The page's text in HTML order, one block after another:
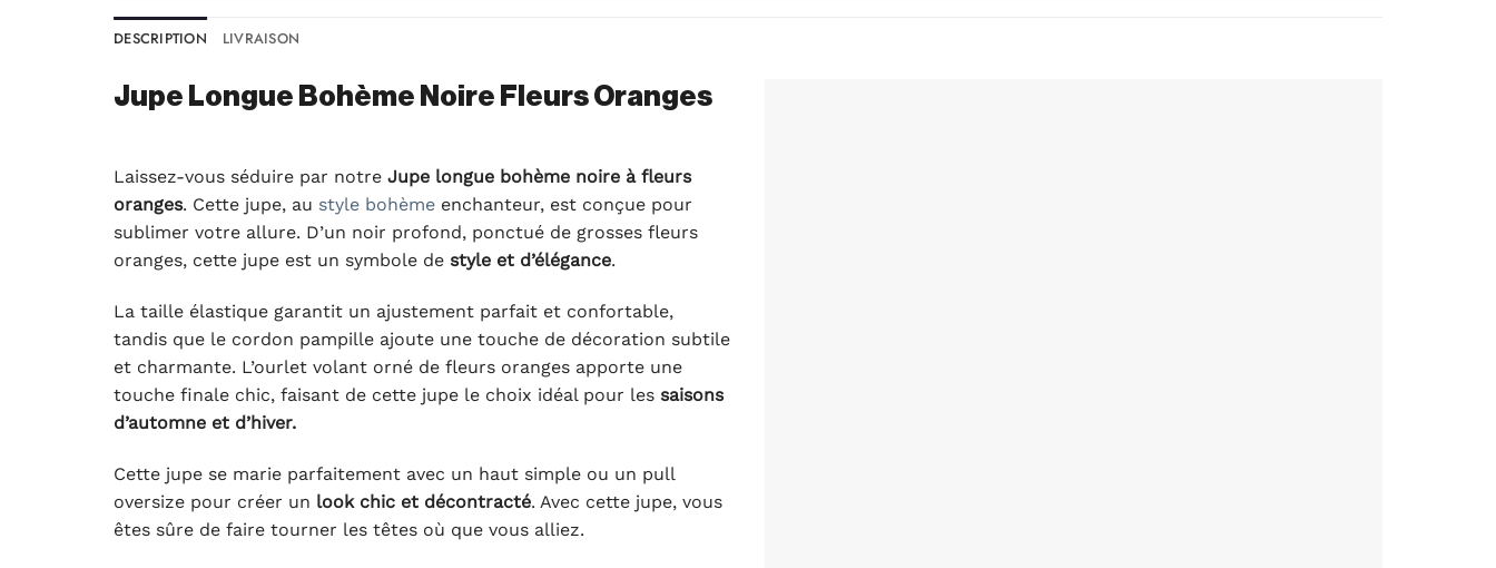
DESCRIPTION LIVRAISON
Jupe Longue Bohème Noire Fleurs Oranges
Laissez-vous séduire par notre Jupe longue bohème noire à fleurs
oranges. Cette jupe, au style bohème enchanteur, est conçue pour
sublimer votre allure. D’un noir profond, ponctué de grosses fleurs
oranges, cette jupe est un symbole de style et d’élégance.
La taille élastique garantit un ajustement parfait et confortable,
tandis que le cordon pampille ajoute une touche de décoration subtile
et charmante. L’ourlet volant orné de fleurs oranges apporte une
touche finale chic, faisant de cette jupe le choix idéal pour les saisons
d’automne et d’hiver.
Cette jupe se marie parfaitement avec un haut simple ou un pull
oversize pour créer un look chic et décontracté. Avec cette jupe, vous
êtes sûre de faire tourner les têtes où que vous alliez.